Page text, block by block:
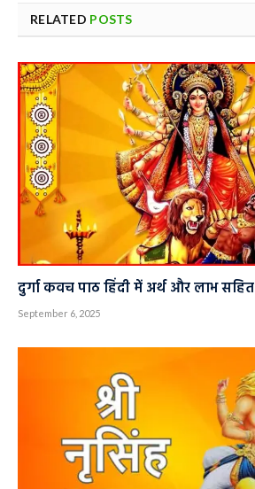
RELATED POSTS
दुर्गा कवच पाठ हिंदी में अर्थ और लाभ सहित
September 6, 2025